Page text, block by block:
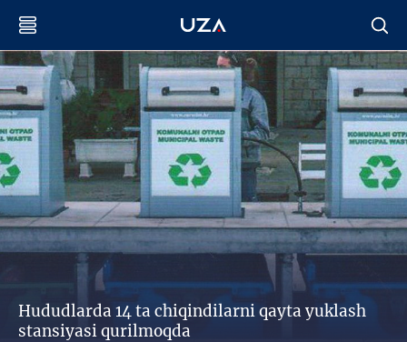
Hududlarda 14 ta chiqindilarni qayta yuklash
stansiyasi qurilmoqda